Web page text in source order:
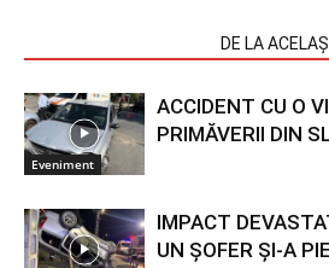
DE LA
Eveniment
ACCIDENT CU O
PRIMĂVERII DIN
IMPACT
UN ȘOFER ȘI-A